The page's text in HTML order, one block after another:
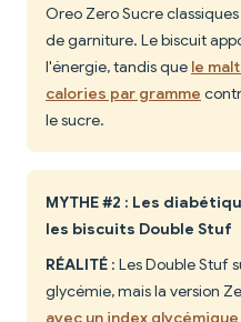
Oreo Zero Sucre
de garniture. Le biscuit
l'énergie, tandis que le
calories par gramme
le sucre.
MYTHE #2 : Les
les biscuits Double Stuf
RÉALITÉ : Les Double Stuf
glycémie, mais la version
avec un index